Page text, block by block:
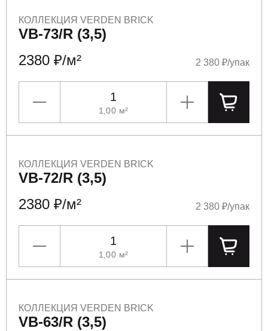
КОЛЛЕКЦИЯ VERDEN BRICK
VB-73/R (3,5)
2380 ₽/м²
2 380 ₽/упак
УМЕНЬШИТЬ
1,00 м²
КОЛЛЕКЦИЯ VERDEN BRICK
VB-72/R (3,5)
2380 ₽/м²
2 380 ₽/упак
УМЕНЬШИТЬ
1,00 м²
КОЛЛЕКЦИЯ VERDEN BRICK
VB-63/R (3,5)